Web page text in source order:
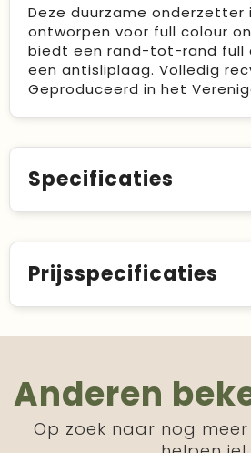
Deze duurzame onderzetter
ontworpen voor full colour
biedt een rand-tot-rand full
een antisliplaag. Volledig
Geproduceerd in het
Specificaties
Prijsspecificaties
Anderen
Op zoek naar nog meer